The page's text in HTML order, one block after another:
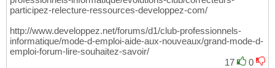
participez-relecture-ressources-developpez-com/
http://www.developpez.net/forums/d1/club-professionnels-
informatique/mode-d-emploi-aide-aux-nouveaux/grand-mode-d-
emploi-forum-lire-souhaitez-savoir/
17
0